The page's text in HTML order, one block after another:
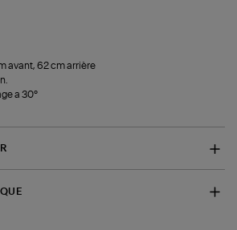
avant, 62 cm arrière
a 30°